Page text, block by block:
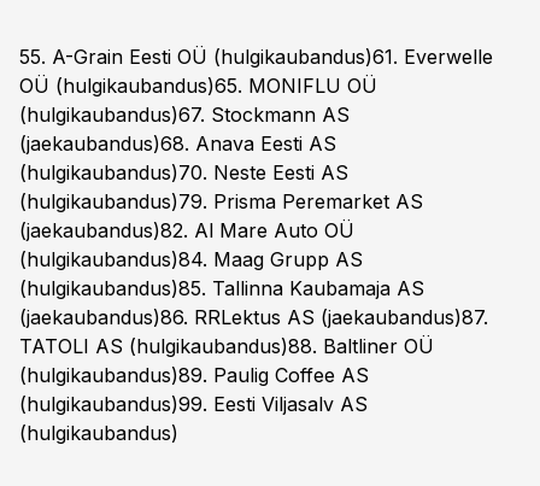
55. A-Grain Eesti OÜ (hulgikaubandus)61. Everwelle
OÜ (hulgikaubandus)65. MONIFLU OÜ
(hulgikaubandus)67. Stockmann AS
(jaekaubandus)68. Anava Eesti AS
(hulgikaubandus)70. Neste Eesti AS
(hulgikaubandus)79. Prisma Peremarket AS
(jaekaubandus)82. Al Mare Auto OÜ
(hulgikaubandus)84. Maag Grupp AS
(hulgikaubandus)85. Tallinna Kaubamaja AS
(jaekaubandus)86. RRLektus AS (jaekaubandus)87.
TATOLI AS (hulgikaubandus)88. Baltliner OÜ
(hulgikaubandus)89. Paulig Coffee AS
(hulgikaubandus)99. Eesti Viljasalv AS
(hulgikaubandus)